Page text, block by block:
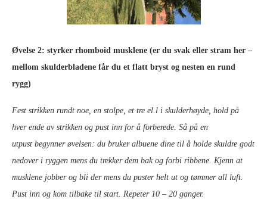
Øvelse 2: styrker rhomboid musklene (er du svak eller stram her –
mellom skulderbladene får du et flatt bryst og nesten en rund
rygg)
Fest strikken rundt noe, en stolpe, et tre el.l i skulderhøyde, hold på
hver ende av strikken og pust inn for å forberede. Så på en
utpust begynner øvelsen: du bruker albuene dine til å holde skuldre godt
nedover i ryggen mens du trekker dem bak og forbi ribbene. Kjenn at
musklene jobber og bli der mens du puster helt ut og tømmer all luft.
Pust inn og kom tilbake til start. Repeter 10 – 20 ganger.